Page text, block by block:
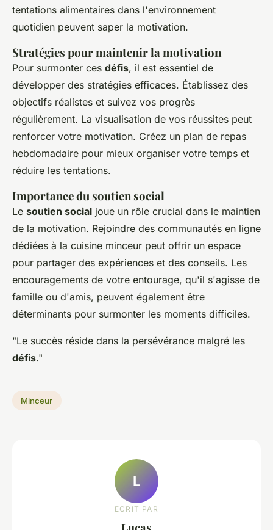
tentations alimentaires dans l'environnement
quotidien peuvent saper la motivation.
Stratégies pour maintenir la motivation
Pour surmonter ces défis, il est essentiel de
développer des stratégies efficaces. Établissez des
objectifs réalistes et suivez vos progrès
régulièrement. La visualisation de vos réussites peut
renforcer votre motivation. Créez un plan de repas
hebdomadaire pour mieux organiser votre temps et
réduire les tentations.
Importance du soutien social
Le soutien social joue un rôle crucial dans le maintien
de la motivation. Rejoindre des communautés en ligne
dédiées à la cuisine minceur peut offrir un espace
pour partager des expériences et des conseils. Les
encouragements de votre entourage, qu'il s'agisse de
famille ou d'amis, peuvent également être
déterminants pour surmonter les moments difficiles.
"Le succès réside dans la persévérance malgré les
défis."
Minceur
L
ECRIT PAR